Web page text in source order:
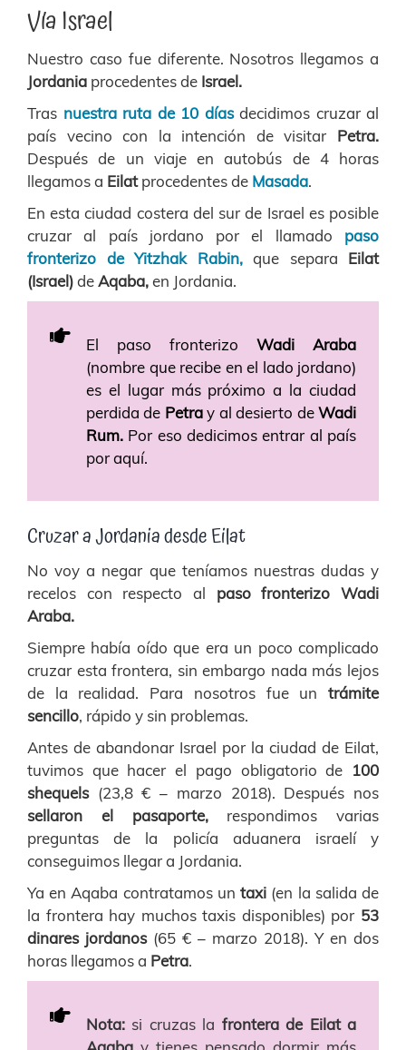
Vía Israel
Nuestro caso fue diferente. Nosotros llegamos a
Jordania procedentes de Israel.
Tras nuestra ruta de 10 díasdecidimos cruzar al
país vecino con la intención de visitar Petra.
Después de un viaje en autobús de 4 horas
llegamos a Eilatprocedentes de Masada.
En esta ciudad costera del sur de Israel es posible
cruzar al país jordano por el llamado paso
fronterizo de Yitzhak Rabin,que separa Eilat
(Israel)deAqaba,en Jordania.
El paso fronterizo Wadi Araba
(nombre que recibe en el lado jordano)
es el lugar más próximo a la ciudad
perdida de Petray al desierto deWadi
Rum. Por eso dedicimos entrar al país
por aquí.
Cruzar a Jordania desde Eilat
No voy a negar que teníamos nuestras dudas y
recelos con respecto al paso fronterizo Wadi
Araba.
Siempre había oído que era un poco complicado
cruzar esta frontera, sin embargo nada más lejos
de la realidad. Para nosotros fue un trámite
sencillo, rápido y sin problemas.
Antes de abandonar Israel por la ciudad de Eilat,
tuvimos que hacer el pago obligatorio de 100
shequels(23,8 € – marzo 2018). Después nos
sellaron el pasaporte,respondimos varias
preguntas de la policía aduanera israelí y
conseguimos llegar a Jordania.
Ya en Aqaba contratamos untaxi (en la salida de
la frontera hay muchos taxis disponibles) por 53
dinares jordanos (65 € – marzo 2018). Y en dos
horas llegamos a Petra.
Nota: si cruzas la frontera de Eilat a